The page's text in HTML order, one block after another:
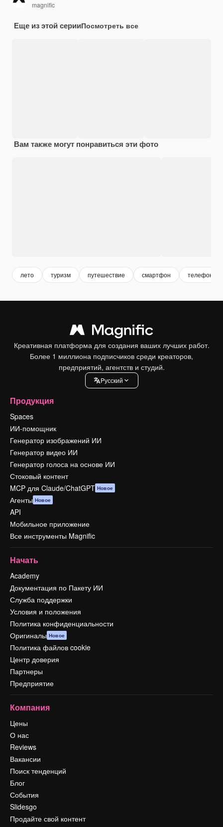
magnific
Еще из этой серииПосмотреть все
Вам также могут понравиться эти фото
лето туризм путешествие смартфон телефон
Креативная платформа для создания ваших лучших работ.
Более 1 миллиона подписчиков среди креаторов,
предприятий, агентств и студий.
Pусский
Продукция
Spaces
ИИ-помощник
Генератор изображений ИИ
Генератор видео ИИ
Генератор голоса на основе ИИ
Стоковый контент
MCP для Claude/ChatGPT Новое
Агенты Новое
API
Мобильное приложение
Все инструменты Magnific
Начать
Academy
Документация по Пакету ИИ
Служба поддержки
Условия и положения
Политика конфиденциальности
Оригиналы Новое
Политика файлов cookie
Центр доверия
Партнеры
Предприятие
Компания
Цены
О нас
Reviews
Вакансии
Поиск тенденций
Блог
События
Slidesgo
Продайте свой контент